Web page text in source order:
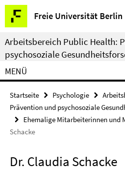
Springe
direkt
zu
Inhalt
Freie Universität Berlin
Service-
Navigation
Arbeitsbereich Public Health:
psychosoziale
MENÜ
Startseite Psychologie
Prävention und psychosoziale
Ehemalige Mitarbeiterinnen und
Schacke
Dr. Claudia Schacke